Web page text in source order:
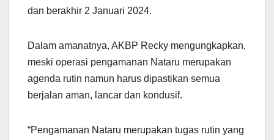
dan berakhir 2 Januari 2024.
Dalam amanatnya, AKBP Recky mengungkapkan,
meski operasi pengamanan Nataru merupakan
agenda rutin namun harus dipastikan semua
berjalan aman, lancar dan kondusif.
“Pengamanan Nataru merupakan tugas rutin yang